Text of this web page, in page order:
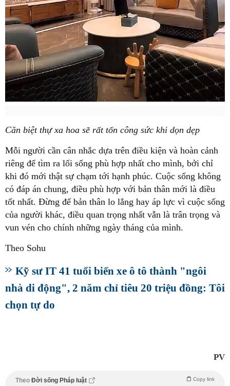
Căn biệt thự xa hoa sẽ rất tốn công sức khi dọn dẹp
Mỗi người cần cân nhắc dựa trên điều kiện và hoàn cảnh
riêng để tìm ra lối sống phù hợp nhất cho mình, bởi chỉ
khi đó mới thật sự chạm tới hạnh phúc. Cuộc sống không
có đáp án chung, điều phù hợp với bản thân mới là điều
tốt nhất. Đừng để bản thân lo lắng hay áp lực vì cuộc sống
của người khác, điều quan trọng nhất vẫn là trân trọng và
vun vén cho chính những ngày tháng của mình.
Theo Sohu
Kỹ sư IT 41 tuổi biến xe ô tô thành "ngôi
nhà di động", 2 năm chỉ tiêu 20 triệu đồng: Tôi
chọn tự do
PV
Theo Đời sống Pháp luật Copy link